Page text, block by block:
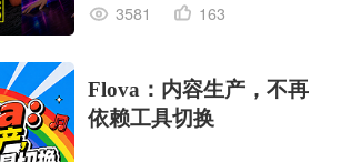
3581
163
Flova：内容生产，不再
依赖工具切换